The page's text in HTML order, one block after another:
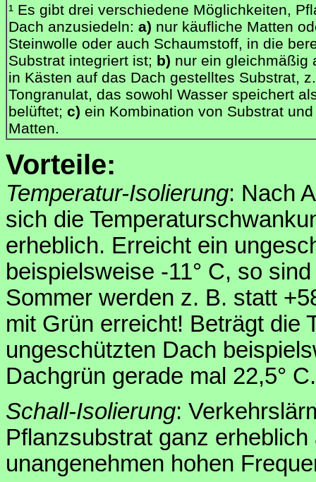
¹ Es gibt drei verschiedene Möglichkeiten,
Dach anzusiedeln: a) nur käufliche Matten
Steinwolle oder auch Schaumstoff, in die
Substrat integriert ist; b) nur ein gleichmäßig
in Kästen auf das Dach gestelltes Substrat,
Tongranulat, das sowohl Wasser speichert
belüftet; c) ein Kombination von Substrat
Matten.
Vorteile:
Temperatur-Isolierung: Nach
sich die
erheblich. Erreicht ein
beispielsweise -11° C, so
Sommer werden z. B. statt
mit Grün erreicht! Beträgt die
ungeschützten Dach
Dachgrün gerade mal 22,5° C.
Schall-Isolierung:
Pflanzsubstrat ganz
unangenehmen hohen